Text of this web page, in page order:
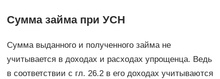
Сумма займа при УСН
Сумма выданного и полученного займа не
учитывается в доходах и расходах упрощенца. Ведь
в соответствии с гл. 26.2 в его доходах учитываются